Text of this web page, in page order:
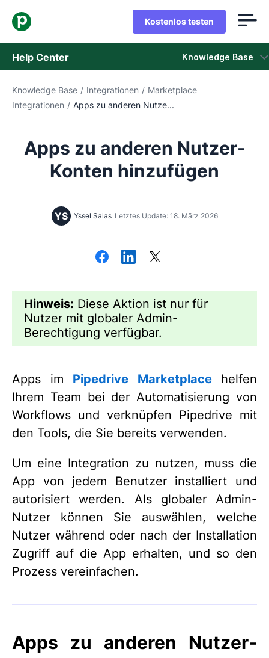
Kostenlos testen
Help Center Knowledge Base
Knowledge Base
Support kontaktieren
Knowledge Base / Integrationen / Marketplace
Integrationen / Apps zu anderen Nutze...
Apps zu anderen Nutzer-
Konten hinzufügen
YS Yssel Salas Letztes Update: 18. März 2026
Hinweis: Diese Aktion ist nur für
Nutzer mit globaler Admin-
Berechtigung verfügbar.
Apps im Pipedrive Marketplacehelfen
Ihrem Team bei der Automatisierung von
Workflows und verknüpfen Pipedrive mit
den Tools, die Sie bereits verwenden.
Um eine Integration zu nutzen, muss die
App von jedem Benutzer installiert und
autorisiert werden. Als globaler Admin-
Nutzer können Sie auswählen, welche
Nutzer während oder nach der Installation
Zugriff auf die App erhalten, und so den
Prozess vereinfachen.
Apps zu anderen Nutzer-